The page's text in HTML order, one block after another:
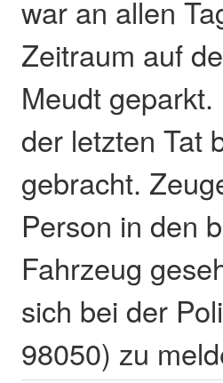
war an allen
Zeitraum auf
Meudt
der letzten Tat
gebracht.
Person in den
Fahrzeug
sich bei der
98050) zu